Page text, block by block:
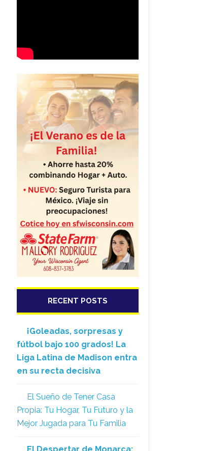
RECENT POSTS
¡Goleadas, sorpresas y
fútbol bajo 100 grados! La
Liga Latina de Madison entra
en su recta decisiva
El Sueño de Tener Casa
Propia: Tu Hogar, Tu Futuro y la
Mejor Jugada para Tu Familia